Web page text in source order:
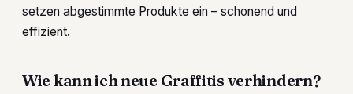
setzen abgestimmte Produkte ein – schonend und
effizient.
Wie kann ich neue Graffitis verhindern?